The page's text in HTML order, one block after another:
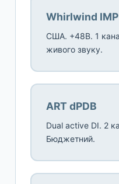
Whirlwind
США. +48В. 1
живого звуку.
ART dPDB
Dual active DI. 2
Бюджетний.